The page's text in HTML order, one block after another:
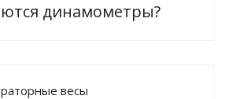
динамометры?
весы